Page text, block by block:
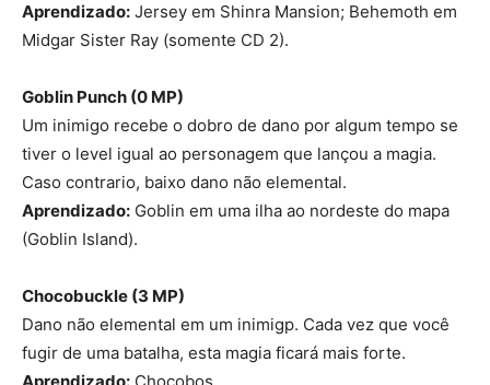
Aprendizado: Jersey em Shinra Mansion; Behemoth em
Midgar Sister Ray (somente CD 2).
Goblin Punch (0 MP)
Um inimigo recebe o dobro de dano por algum tempo se
tiver o level igual ao personagem que lançou a magia.
Caso contrario, baixo dano não elemental.
Aprendizado: Goblin em uma ilha ao nordeste do mapa
(Goblin Island).
Chocobuckle (3 MP)
Dano não elemental em um inimigp. Cada vez que você
fugir de uma batalha, esta magia ficará mais forte.